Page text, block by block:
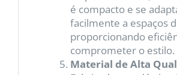
é compacto e se
facilmente a espaços
proporcionando
comprometer o estilo.
Material de Alta